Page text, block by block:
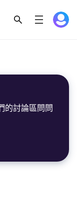
的討論區問問